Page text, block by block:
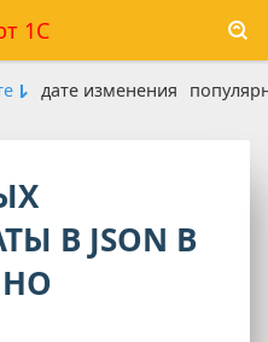
1С
дате изменения
В JSON В